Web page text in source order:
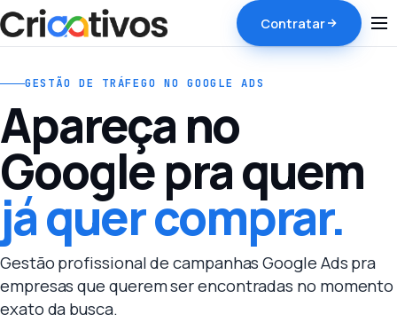
Contratar
GESTÃO DE TRÁFEGO NO GOOGLE ADS
Apareça no
Google pra quem
já quer comprar.
Gestão profissional de campanhas Google Ads pra
empresas que querem ser encontradas no momento
exato da busca.